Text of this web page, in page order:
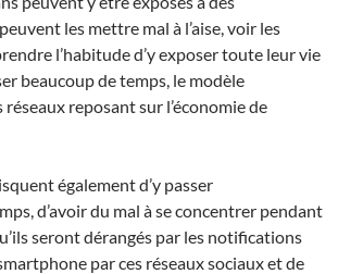
les mettre mal à l’aise, voir les
l’habitude d’y exposer toute leur vie
beaucoup de temps, le modèle
reposant sur l’économie de
également d’y passer
d’avoir du mal à se concentrer pendant
seront dérangés par les notifications
par ces réseaux sociaux et de